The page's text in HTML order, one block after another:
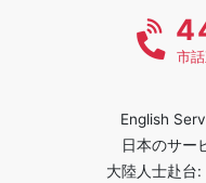
市
English
日本のサー
大陸人士赴台: